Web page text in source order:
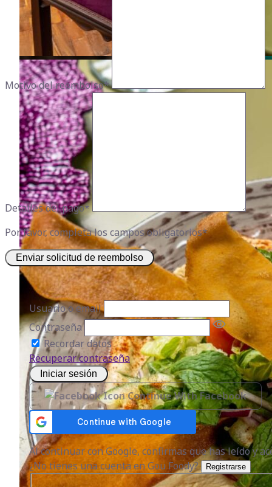
Motivo del reembolso*
Detalles del pago*
Por favor, completa los campos obligatorios*
Enviar solicitud de reembolso
Usuario o email
Contraseña
Recordar datos
Recuperar contraseña
Iniciar sesión
Continue With Facebook
Al continuar con Google, confirmas que has leído y
¿No tienes una cuenta en Gou Foody? Registrarse